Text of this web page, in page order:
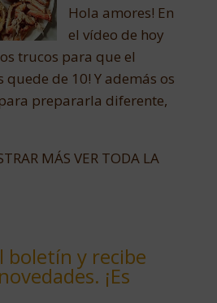
Hola amores! En
el vídeo de hoy
trucos para que el
quede de 10! Y además os
prepararla diferente,
MÁS VER TODA LA
boletín y recibe
¡Es